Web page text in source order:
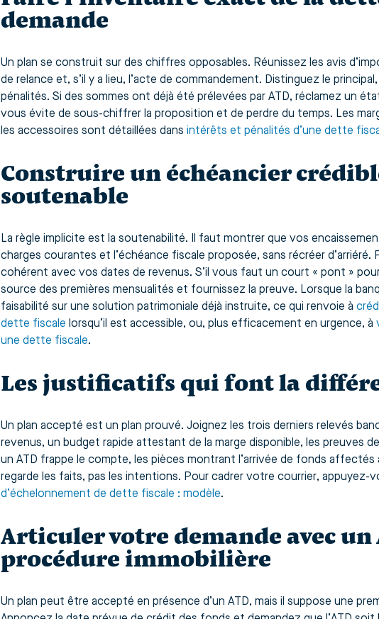
demande
Un plan se construit sur des chiffres opposables. Réunissez les avis
de relance et, s’il y a lieu, l’acte de commandement. Distinguez le
pénalités. Si des sommes ont déjà été prélevées par ATD, réclamez un
vous évite de sous-chiffrer la proposition et de perdre du temps. Les
les accessoires sont détaillées dans intérêts et pénalités d’une dette
Construire un échéancier
soutenable
La règle implicite est la soutenabilité. Il faut montrer que vos
charges courantes et l’échéance fiscale proposée, sans récréer d’arriéré.
cohérent avec vos dates de revenus. S’il vous faut un court « pont »
source des premières mensualités et fournissez la preuve. Lorsque la
faisabilité sur une solution patrimoniale déjà instruite, ce qui renvoie à
dette fiscale lorsqu’il est accessible, ou, plus efficacement en urgence, à
une dette fiscale.
Les justificatifs qui font la
Un plan accepté est un plan prouvé. Joignez les trois derniers relevés
revenus, un budget rapide attestant de la marge disponible, les preuves
un ATD frappe le compte, les pièces montrant l’arrivée de fonds affectés
regarde les faits, pas les intentions. Pour cadrer votre courrier, appuyez-
d’échelonnement de dette fiscale : modèle.
Articuler votre demande avec un
procédure immobilière
Un plan peut être accepté en présence d’un ATD, mais il suppose une